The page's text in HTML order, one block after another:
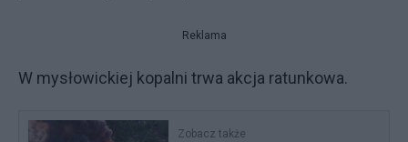
Reklama
W mysłowickiej kopalni trwa akcja ratunkowa.
Zobacz także